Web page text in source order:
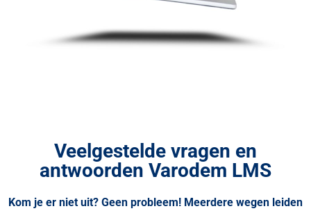
Veelgestelde vragen en
antwoorden Varodem LMS
Kom je er niet uit? Geen probleem! Meerdere wegen leiden